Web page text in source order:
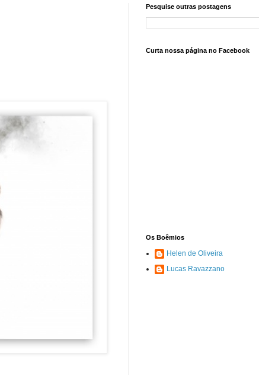
Pesquise outras postagens
Curta nossa página no Facebook
Os Boêmios
Helen de Oliveira
Lucas Ravazzano